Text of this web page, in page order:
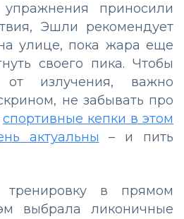
приносили
Эшли рекомендует
улице, пока жара еще
своего пика. Чтобы
излучения, важно
не забывать про
спортивные кепки в этом
актуальны – и пить
тренировку в прямом
выбрала ликоничные